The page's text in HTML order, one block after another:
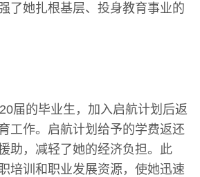
了她扎根基层、投身教育事业的
届的毕业生，加入启航计划后返
工作。启航计划给予的学费返还
助，减轻了她的经济负担。此
培训和职业发展资源，使她迅速